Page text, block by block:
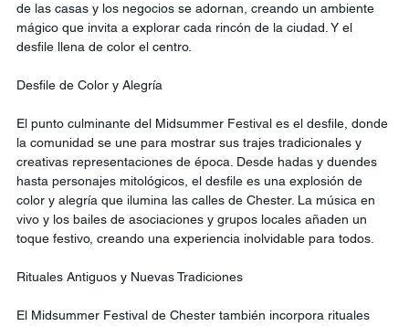
de las casas y los negocios se adornan, creando un ambiente
mágico que invita a explorar cada rincón de la ciudad. Y el
desfile llena de color el centro.
Desfile de Color y Alegría
El punto culminante del Midsummer Festival es el desfile, donde
la comunidad se une para mostrar sus trajes tradicionales y
creativas representaciones de época. Desde hadas y duendes
hasta personajes mitológicos, el desfile es una explosión de
color y alegría que ilumina las calles de Chester. La música en
vivo y los bailes de asociaciones y grupos locales añaden un
toque festivo, creando una experiencia inolvidable para todos.
Rituales Antiguos y Nuevas Tradiciones
El Midsummer Festival de Chester también incorpora rituales